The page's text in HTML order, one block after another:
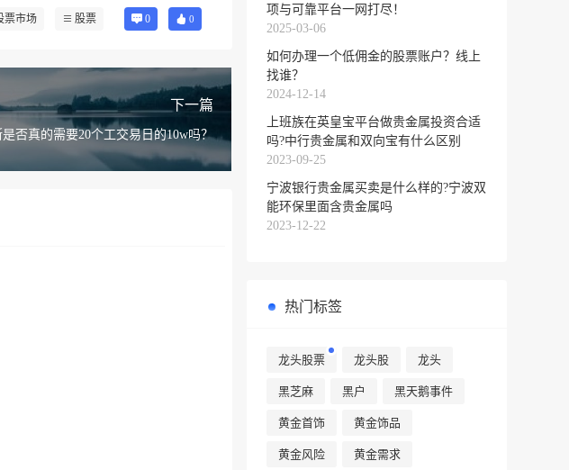
票市场 股票 0 0
下一篇
否真的需要20个工交易日的10w吗？
项与可靠平台一网打尽！
2025-03-06
如何办理一个低佣金的股票账户？线上
找谁？
2024-12-14
上班族在英皇宝平台做贵金属投资合适
吗?中行贵金属和双向宝有什么区别
2023-09-25
宁波银行贵金属买卖是什么样的?宁波双
能环保里面含贵金属吗
2023-12-22
热门标签
龙头股票 龙头股 龙头
黑芝麻 黑户 黑天鹅事件
黄金首饰 黄金饰品
黄金风险 黄金需求